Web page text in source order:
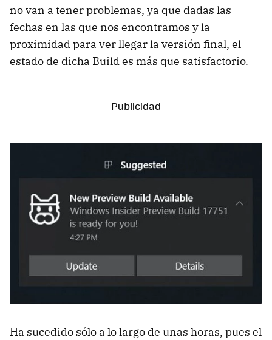
no van a tener problemas, ya que dadas las
fechas en las que nos encontramos y la
proximidad para ver llegar la versión final, el
estado de dicha Build es más que satisfactorio.
Ha sucedido sólo a lo largo de unas horas, pues el